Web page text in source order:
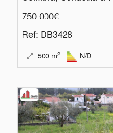
750.000€
Ref: DB3428
500 m2 N/D